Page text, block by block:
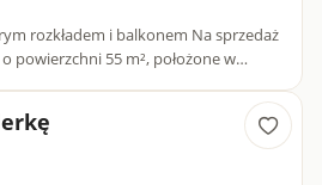
i balkonem Na sprzedaż
powierzchni 55 m², położone w